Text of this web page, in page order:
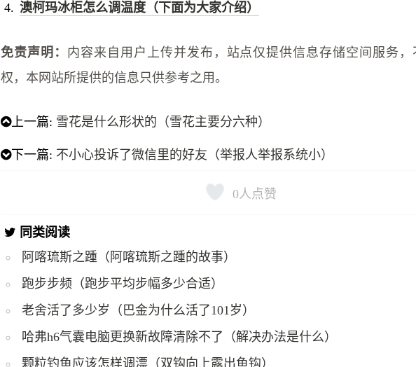
澳柯玛冰柜怎么调温度（下面为大家介绍）
免责声明： 内容来自用户上传并发布，站点仅提供信息存储空间服务，
权，本网站所提供的信息只供参考之用。
上一篇: 雪花是什么形状的（雪花主要分六种）
下一篇: 不小心投诉了微信里的好友（举报人举报系统小）
0 人点赞
同类阅读
阿喀琉斯之踵（阿喀琉斯之踵的故事）
跑步步频（跑步平均步幅多少合适）
老舍活了多少岁（巴金为什么活了101岁）
哈弗h6气囊电脑更换新故障清除不了（解决办法是什么）
颗粒钓鱼应该怎样调漂（双钩向上露出鱼钩）